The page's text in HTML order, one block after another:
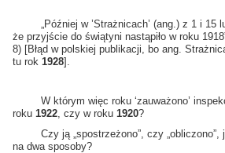
„Później w ’Strażnicach’ (ang.) z 1 i 15
że przyjście do świątyni nastąpiło w roku
8) [Błąd w polskiej publikacji, bo ang.
tu rok 1928].
W którym więc roku ‘zauważono’
roku1922, czy w roku1920?
Czy ją „spostrzeżono”, czy „obliczono”,
na dwa sposoby?